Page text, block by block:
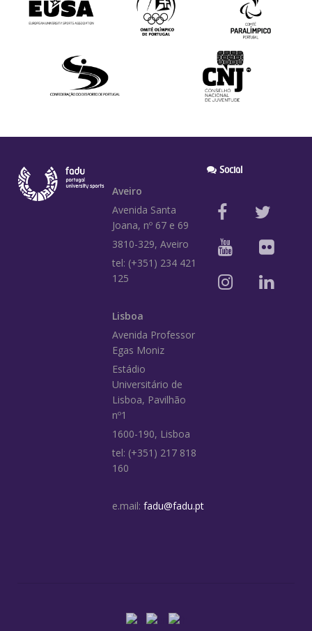
Aveiro
Avenida Santa
Joana, nº 67 e 69
3810-329, Aveiro
tel: (+351) 234 421
125
Lisboa
Avenida Professor
Egas Moniz
Estádio
Universitário de
Lisboa, Pavilhão
nº1
1600-190, Lisboa
tel: (+351) 217 818
160
e.mail: fadu@fadu.pt
Social